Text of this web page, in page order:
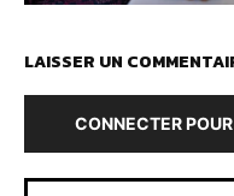
LAISSER UN
CONNECTER